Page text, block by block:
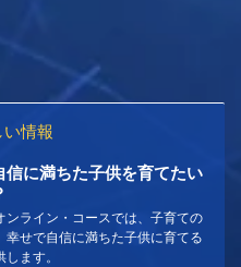
情報
信に満ちた子供を育てたい
ンライン・コースでは、子育ての
幸せで自信に満ちた子供に育てる
ます。